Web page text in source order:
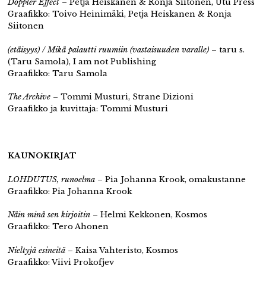
Doppler Effect – Petja Heiskanen & Ronja Siitonen, Utu Press
Graafikko: Toivo Heinimäki, Petja Heiskanen & Ronja
Siitonen
(etäisyys) / Mikä palautti ruumiin (vastaisuuden varalle) – taru s.
(Taru Samola), I am not Publishing
Graafikko: Taru Samola
The Archive – Tommi Musturi, Strane Dizioni
Graafikko ja kuvittaja: Tommi Musturi
KAUNOKIRJAT
LOHDUTUS, runoelma – Pia Johanna Krook, omakustanne
Graafikko: Pia Johanna Krook
Näin minä sen kirjoitin – Helmi Kekkonen, Kosmos
Graafikko: Tero Ahonen
Nieltyjä esineitä – Kaisa Vahteristo, Kosmos
Graafikko: Viivi Prokofjev